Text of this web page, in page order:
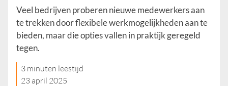
Veel bedrijven proberen nieuwe medewerkers aan
te trekken door flexibele werkmogelijkheden aan te
bieden, maar die opties vallen in praktijk geregeld
tegen.
3 minuten leestijd
23 april 2025